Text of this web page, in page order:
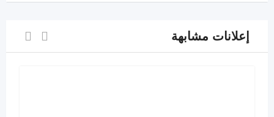
إعلانات مشابهة